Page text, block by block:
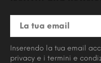
Inserendo la tua email
privacy e i termini e